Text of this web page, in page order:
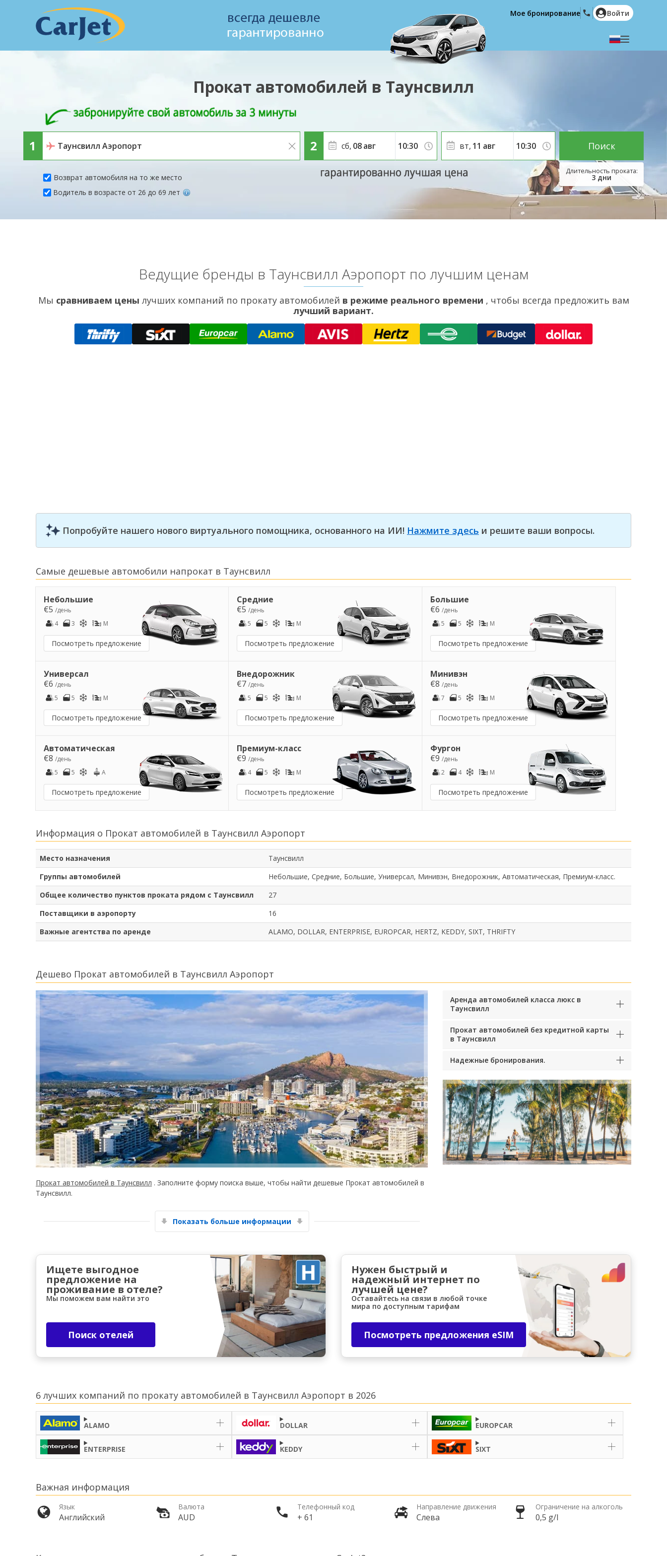
Получите доступ к эксклюзивным
предложениям партнёров
Войти с помощью eLink
English (US)
Română
Ελληνικά
Hrvatski
العربية
Мое бронирование Войти
Прокат автомобилей в Таунсвилл
Возврат автомобиля на то же место
сб, 08авг
3 дни
вт, 11 авг
Водитель в возрасте от 26 до 69 лет
Поиск
Ведущие бренды в Таунсвилл Аэропорт по лучшим ценам
Мы сравниваем цены лучших компаний по прокату автомобилей в режиме реального времени , чтобы всегда предложить вам
лучший вариант.
Попробуйте нашего нового виртуального помощника, основанного на ИИ! Нажмите здесь и решите ваши вопросы.
Самые дешевые автомобили напрокат в Таунсвилл
Небольшие
€5 /день
4
3 M
Посмотреть предложение
Средние
€5/день
5
5 M
Посмотреть предложение
Большие
€6 /день
5
5 M
Посмотреть предложение
Универсал
€6 /день
5
5 M
Посмотреть предложение
Внедорожник
€7/день
5
5 M
Посмотреть предложение
Минивэн
€8 /день
7
5 M
Посмотреть предложение
Автоматическая
€8 /день
5
5 A
Посмотреть предложение
Премиум-класс
€9/день
4
5 M
Посмотреть предложение
Фургон
€9 /день
2
4 M
Посмотреть предложение
Информация о Прокат автомобилей в Таунсвилл Аэропорт
Место назначения
Таунсвилл
Группы автомобилей
Небольшие, Средние, Большие, Универсал, Минивэн, Внедорожник, Автоматическая, Премиум-класс.
Общее количество пунктов проката рядом с Таунсвилл
27
Поставщики в аэропорту
16
Важные агентства по аренде
ALAMO, DOLLAR, ENTERPRISE, EUROPCAR, HERTZ, KEDDY, SIXT, THRIFTY
Дешево Прокат автомобилей в Таунсвилл Аэропорт
Прокат автомобилей в Таунсвилл . Заполните форму поиска выше, чтобы найти дешевые Прокат автомобилей в
Таунсвилл.
Показать больше информации
Аренда автомобилей класса люкс в
Таунсвилл
Прокат автомобилей без кредитной карты
в Таунсвилл
Надежные бронирования.
Ищете выгодное
предложение на
проживание в отеле?
Мы поможем вам найти это
Поиск отелей
Нужен быстрый и
надежный интернет по
лучшей цене?
Оставайтесь на связи в любой точке
мира по доступным тарифам
Посмотреть предложения eSIM
6 лучших компаний по прокату автомобилей в Таунсвилл Аэропорт в 2026
ALAMO DOLLAR EUROPCAR
ENTERPRISE KEDDY SIXT
Важная информация
Язык
Английский
Валюта
AUD
Телефонный код
+ 61
Направление движения
Слева
Ограничение на алкоголь
0,5 g/l